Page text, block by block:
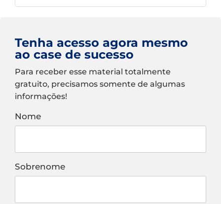
Tenha acesso agora mesmo
ao case de sucesso
Para receber esse material totalmente
gratuito, precisamos somente de algumas
informações!
Nome
Sobrenome